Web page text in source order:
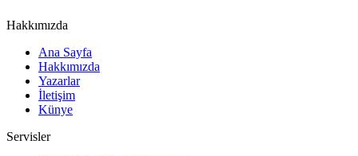
Hakkımızda
Ana Sayfa
Hakkımızda
Yazarlar
İletişim
Künye
Servisler